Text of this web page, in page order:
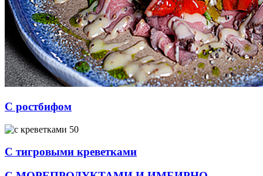
С ростбифом
С тигровыми креветками